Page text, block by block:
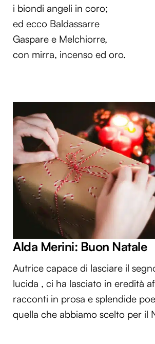
i biondi angeli in coro;
ed ecco Baldassarre
Gaspare e Melchiorre,
con mirra, incenso ed oro.
Alda Merini: Buon Natale
Autrice capace di lasciare il
lucida , ci ha lasciato in eredità
racconti in prosa e splendide
quella che abbiamo scelto per il